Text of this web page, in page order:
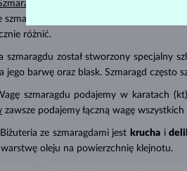
biżuteria
szmaragdem. Tę barwę zapewnia
różnić.
szmaragdu został stworzony specjalny
jego barwę oraz blask. Szmaragd często
szmaragdu podajemy w karatach
zawsze podajemy łączną wagę wszystkich
Biżuteria ze szmaragdami jest krucha i
oleju na powierzchnię klejnotu.